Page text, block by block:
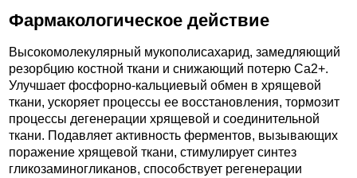
Фармакологическое действие
Высокомолекулярный мукополисахарид, замедляющий
резорбцию костной ткани и снижающий потерю Ca2+.
Улучшает фосфорно-кальциевый обмен в хрящевой
ткани, ускоряет процессы ее восстановления, тормозит
процессы дегенерации хрящевой и соединительной
ткани. Подавляет активность ферментов, вызывающих
поражение хрящевой ткани, стимулирует синтез
гликозаминогликанов, способствует регенерации